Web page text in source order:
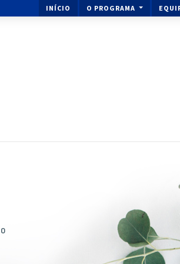
INÍCIO O PROGRAMA
Ingresse no Mestrado ou
Melhoramento de Plantas
O PROCESSO SELETIVO PARA
DOUTORADO EM GENÉTICA E